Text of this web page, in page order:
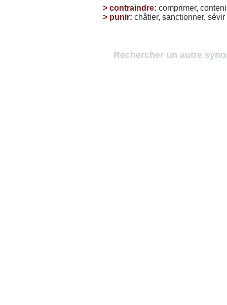
> contraindre: comprimer,
> punir: châtier, sanctionner, sévir
Rechercher un autre